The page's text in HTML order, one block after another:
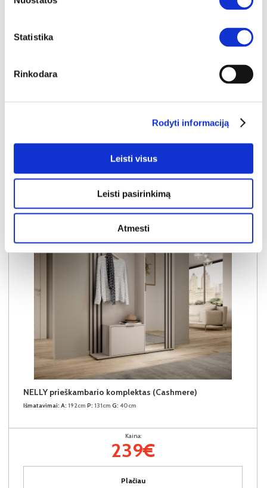
Statistika
Rinkodara
Rodyti informaciją
Leisti visus
Leisti pasirinkimą
Atmesti
YRA SANDĖLYJE
Išmatavimai:
439€
NELLY prieškambario komplektas (Cashmere)
Išmatavimai: A: 192cm P: 131cm G: 40cm
Kaina:
239€
Plačiau